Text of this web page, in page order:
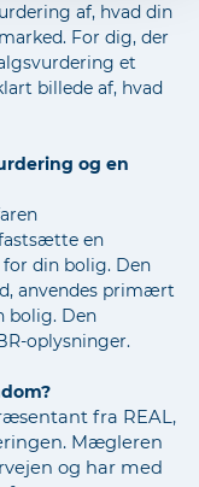
af, hvad din
For dig, der
et
billede af, hvad
og en
en
din bolig. Den
anvendes primært
bolig. Den
oplysninger.
fra REAL,
Mægleren
og har med